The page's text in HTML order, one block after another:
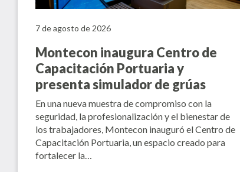
7 de agosto de 2026
Montecon inaugura Centro de
Capacitación Portuaria y
presenta simulador de grúas
En una nueva muestra de compromiso con la
seguridad, la profesionalización y el bienestar de
los trabajadores, Montecon inauguró el Centro de
Capacitación Portuaria, un espacio creado para
fortalecer la…